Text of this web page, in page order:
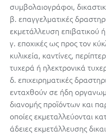
συμβολαιογράφοι,
β. επαγγελματικές
εκμετάλλευση επιβατικού
γ. εποχικές ως προς τον
κυλικεία, καντίνες,
τυχερά ή ηλεκτρονικά
δ. επιχειρηματικές
ενταχθούν σε ήδη
διανομής προϊόντων και
οποίες εκμεταλλεύονται
άδειες εκμετάλλευσης